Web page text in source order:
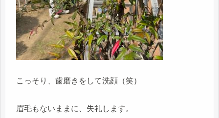
こっそり、歯磨きをして洗顔（笑）
眉毛もないままに、失礼します。